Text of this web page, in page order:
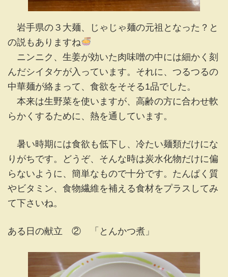
岩手県の３大麺、じゃじゃ麺の元祖となった？と
の説もありますね
ニンニク、生姜が効いた肉味噌の中には細かく刻
んだシイタケが入っています。それに、つるつるの
中華麺が絡まって、食欲をそそる1品でした。
本来は生野菜を使いますが、高齢の方に合わせ軟
らかくするために、熱を通しています。
暑い時期には食欲も低下し、冷たい麺類だけにな
りがちです。どうぞ、そんな時は炭水化物だけに偏
らないように、簡単なもので十分です。たんぱく質
やビタミン、食物繊維を補える食材をプラスしてみ
て下さいね。
ある日の献立 ② 「とんかつ煮」